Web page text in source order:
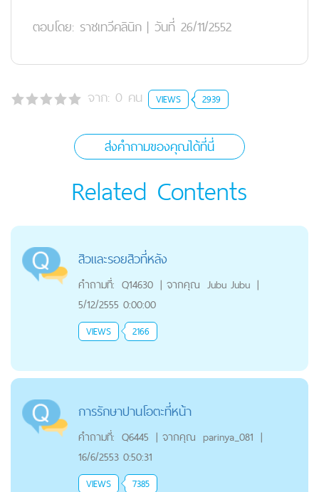
ตอบโดย: ราชเทวีคลินิก | วันที่ 26/11/2552
จาก: 0 คน VIEWS 2939
ส่งคำถามของคุณได้ที่นี่
Related Contents
สิวและรอยสิวที่หลัง
คำถามที่: Q14630 | จากคุณ Jubu Jubu |
5/12/2555 0:00:00
VIEWS 2166
การรักษาปานโอตะที่หน้า
คำถามที่: Q6445 | จากคุณ parinya_081 |
16/6/2553 0:50:31
VIEWS 7385